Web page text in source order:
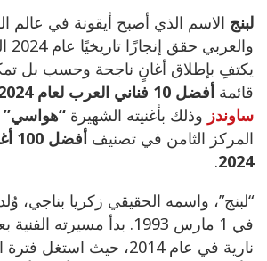
لبنج الاسم الذي أصبح أيقونة في عالم
يكتفِ بإطلاق أغانٍ ناجحة وحسب بل
قائمة أفضل 10 فناني العرب لعام 2024
ساوندز وذلك بأغنيته الشهيرة “هواسي”
المركز الثامن في تصنيف
2024
.
“لبنج”، واسمه الحقيقي زكريا بناجي،
في 1 مارس 1993. بدأ مسيرته
نارية في عام 2014، حيث